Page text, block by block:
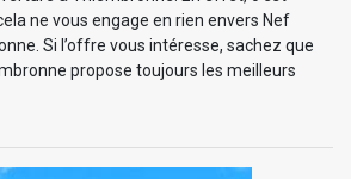
ne vous engage en rien envers Nef
Si l’offre vous intéresse, sachez que
propose toujours les meilleurs